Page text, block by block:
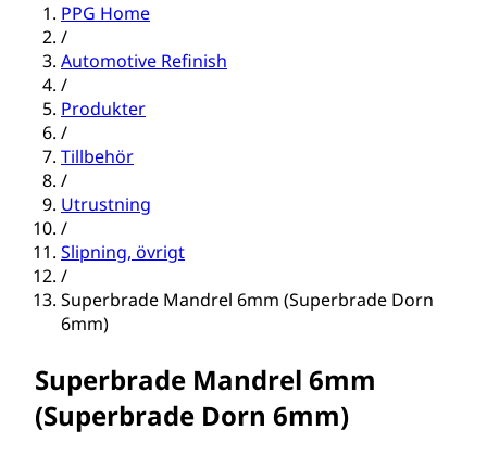
PPG Home
/
Automotive Refinish
/
Produkter
/
Tillbehör
/
Utrustning
/
Slipning, övrigt
/
Superbrade Mandrel 6mm (Superbrade Dorn
6mm)
Superbrade Mandrel 6mm
(Superbrade Dorn 6mm)